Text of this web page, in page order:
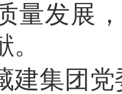
量发展
建集团